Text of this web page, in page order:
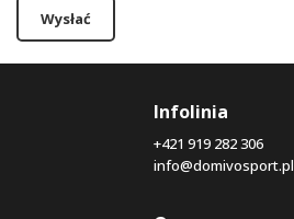
Wysłać
Infolinia
+421 919 282 306
info@domivosport.pl